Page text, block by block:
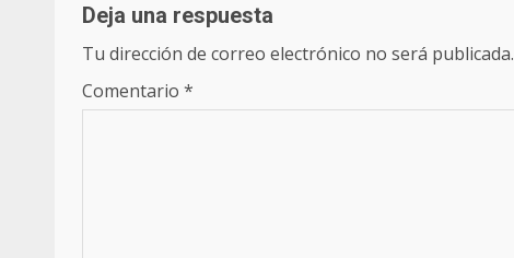
Deja una respuesta
Tu dirección de correo electrónico no será publicada.
Comentario *